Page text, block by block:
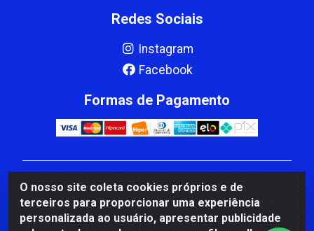
O nosso site coleta cookies próprios e de
terceiros para proporcionar uma experiência
personalizada ao usuário, apresentar publicidade
Redes Sociais
Instagram
Facebook
Formas de Pagamento
CBP MACEDO COMERCIO PEÇAS LTDA Matriz - av
Mauro Miranda Madureira, 1249 - Coramara , Cachoeiro
de Itapemirim/ES - CEP 29.311-310 - CNPJ
00.502.680/0001-41